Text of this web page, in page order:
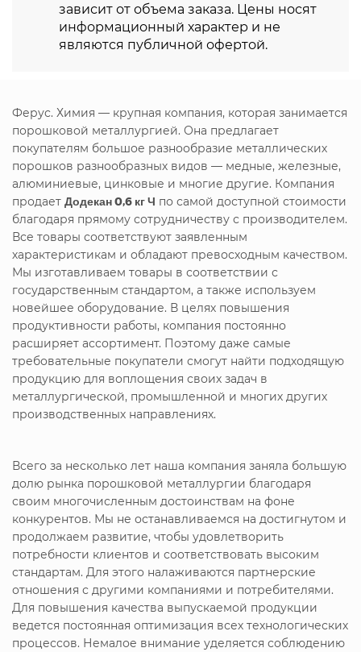
зависит от объема заказа. Цены носят
информационный характер и не
являются публичной офертой.
Ферус. Химия — крупная компания, которая занимается
порошковой металлургией. Она предлагает
покупателям большое разнообразие металлических
порошков разнообразных видов — медные, железные,
алюминиевые, цинковые и многие другие. Компания
продает Додекан 0,6 кг Ч по самой доступной стоимости
благодаря прямому сотрудничеству с производителем.
Все товары соответствуют заявленным
характеристикам и обладают превосходным качеством.
Мы изготавливаем товары в соответствии с
государственным стандартом, а также используем
новейшее оборудование. В целях повышения
продуктивности работы, компания постоянно
расширяет ассортимент. Поэтому даже самые
требовательные покупатели смогут найти подходящую
продукцию для воплощения своих задач в
металлургической, промышленной и многих других
производственных направлениях.
Всего за несколько лет наша компания заняла большую
долю рынка порошковой металлургии благодаря
своим многочисленным достоинствам на фоне
конкурентов. Мы не останавливаемся на достигнутом и
продолжаем развитие, чтобы удовлетворить
потребности клиентов и соответствовать высоким
стандартам. Для этого налаживаются партнерские
отношения с другими компаниями и потребителями.
Для повышения качества выпускаемой продукции
ведется постоянная оптимизация всех технологических
процессов. Немалое внимание уделяется соблюдению